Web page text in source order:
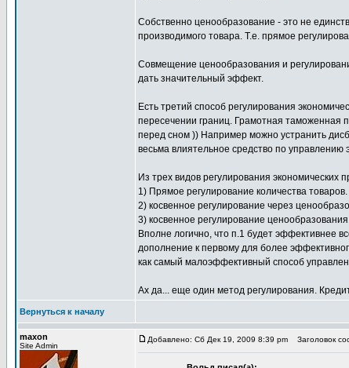
Собственно ценообразование - это не
производимого товара. Т.е. прямое
Совмещение ценообразования и
дать значительный эффект.
Есть третий способ регулирования
пересечении границ. Грамотная таможенная
перед сном )) Например можно устранить
весьма влиятельное средство по управлению
Из трех видов регулирования
1) Прямое регулирование количества товаров.
2) косвенное регулирование через
3) косвенное регулирование
Вполне логично, что п.1 будет эффективнее
дополнение к первому для более
как самый малоэффективный способ
Ах да... еще один метод регулирования.
Вернуться к началу
maxon
Site Admin
Добавлено: Сб Дек 19, 2009 8:39 pm Заголовок